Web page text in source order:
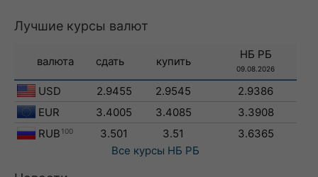
Лучшие курсы валют
валюта сдать купить
НБ РБ
09.08.2026
USD 2.9455 2.9545
2.9386
EUR
3.4005 3.4085
3.3908
RUB 100 3.501 3.51
3.6365
Все курсы НБ РБ